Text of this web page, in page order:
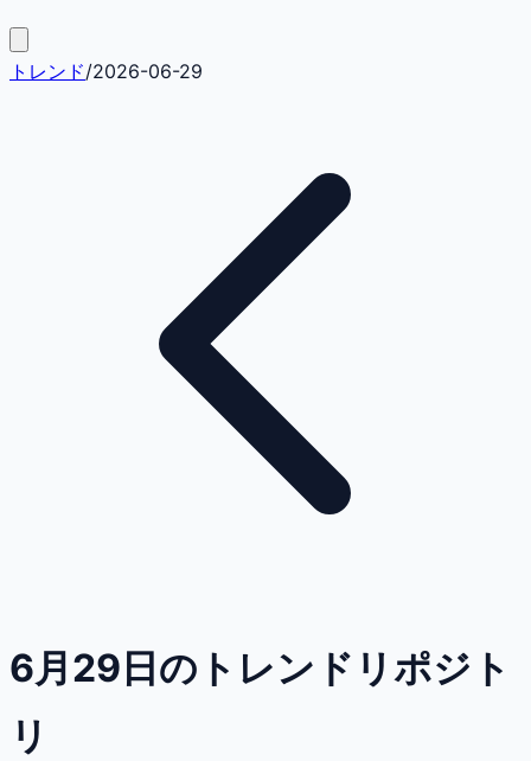
トレンド/2026-06-29
6月29日のトレンドリポジト
リ